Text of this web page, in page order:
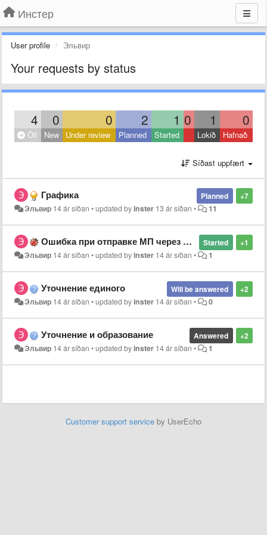
Инстер
User profile Эльвир
Your requests by status
4 0 0 2 1 0 1 0
Öll New Under review Planned Started Lokið Hafnað
Síðast uppfært
+7
Planned
Графика
Эльвир 14 ár síðan •updated byinster 13 ár síðan • 11
+1
Started
Ошибка при отправке МП через ПорталЛинк
Эльвир 14 ár síðan •updated byinster 14 ár síðan • 1
+2
Will be answered
Уточнение единого
Эльвир 14 ár síðan •updated byinster 14 ár síðan • 0
+2
Answered
Уточнение и образование
Эльвир 14 ár síðan •updated byinster 14 ár síðan • 1
Customer support service by UserEcho